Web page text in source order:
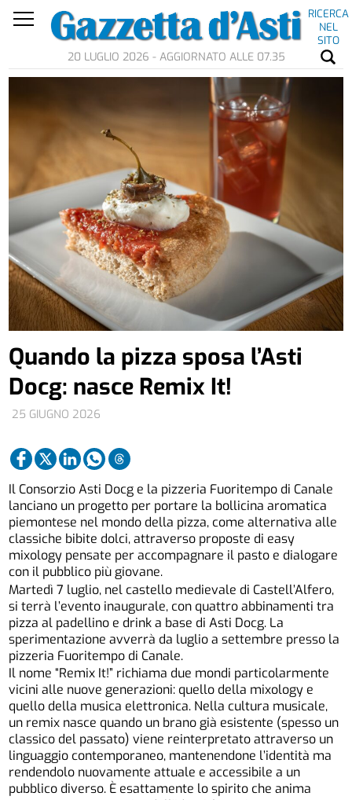
RICERCA
NEL
SITO
20 LUGLIO 2026 - AGGIORNATO ALLE 07.35
25 GIUGNO 2026
Quando la pizza sposa l’Asti
Docg: nasce Remix It!
Il Consorzio Asti Docg e la pizzeria Fuoritempo di Canale
lanciano un progetto per portare la bollicina aromatica
piemontese nel mondo della pizza, come alternativa alle
classiche bibite dolci, attraverso proposte di easy
mixology pensate per accompagnare il pasto e dialogare
con il pubblico più giovane.
Martedì 7 luglio, nel castello medievale di Castell’Alfero,
si terrà l’evento inaugurale, con quattro abbinamenti tra
pizza al padellino e drink a base di Asti Docg. La
sperimentazione avverrà da luglio a settembre presso la
pizzeria Fuoritempo di Canale.
Il nome “Remix It!” richiama due mondi particolarmente
vicini alle nuove generazioni: quello della mixology e
quello della musica elettronica. Nella cultura musicale,
un remix nasce quando un brano già esistente (spesso un
classico del passato) viene reinterpretato attraverso un
linguaggio contemporaneo, mantenendone l’identità ma
rendendolo nuovamente attuale e accessibile a un
pubblico diverso. È esattamente lo spirito che anima